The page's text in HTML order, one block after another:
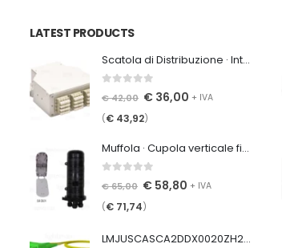
LATEST PRODUCTS
Scatola di Distribuzione · Interno/Esterno · 48 Giunzioni · 48 SC Adattatore · IP65 · Blocco a Vite
€42,00 € 36,00 + IVA
(€ 43,92)
Muffola · Cupola verticale fibra ottica · 96 Giunzioni · IP65 · Chiusura a Morsetto
€65,00 € 58,80 + IVA
(€ 71,74)
LMJUSCASCA2DDX0020ZH20YE Bretella · SC/APC - SC/APC · SM G652.D · Duplex · 2m · LSZH · 2.0mm · Giallo